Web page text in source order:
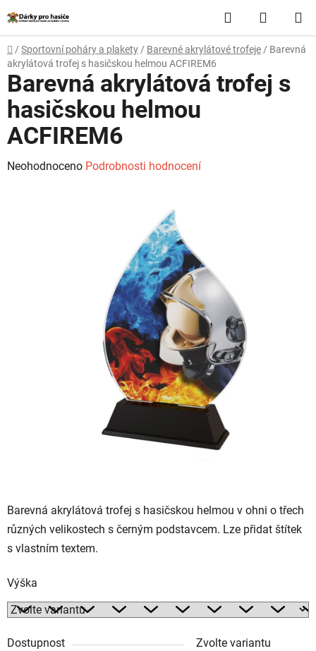
na
obsah
Hledat
KOŠÍK
Domů
/ Sportovní poháry a plakety / Barevné akrylátové trofeje / Barevná
akrylátová trofej s hasičskou helmou ACFIREM6
Barevná akrylátová trofej s hasičskou helmou v ohni o třech
různých velikostech s černým podstavcem. Lze přidat štítek
s vlastním textem.
Výška
Dostupnost
Zvolte variantu
Barevná akrylátová trofej s
hasičskou helmou
ACFIREM6
Průměrné
Neohodnoceno Podrobnosti hodnocení